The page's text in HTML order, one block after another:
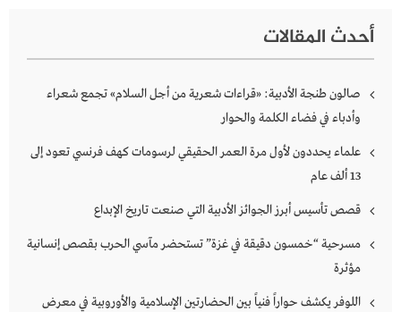
أحدث المقالات
صالون طنجة الأدبية: «قراءات شعرية من أجل السلام» تجمع شعراء
وأدباء في فضاء الكلمة والحوار
علماء يحددون لأول مرة العمر الحقيقي لرسومات كهف فرنسي تعود إلى
13 ألف عام
قصص تأسيس أبرز الجوائز الأدبية التي صنعت تاريخ الإبداع
مسرحية “خمسون دقيقة في غزة” تستحضر مآسي الحرب بقصص إنسانية
مؤثرة
اللوفر يكشف حواراً فنياً بين الحضارتين الإسلامية والأوروبية في معرض